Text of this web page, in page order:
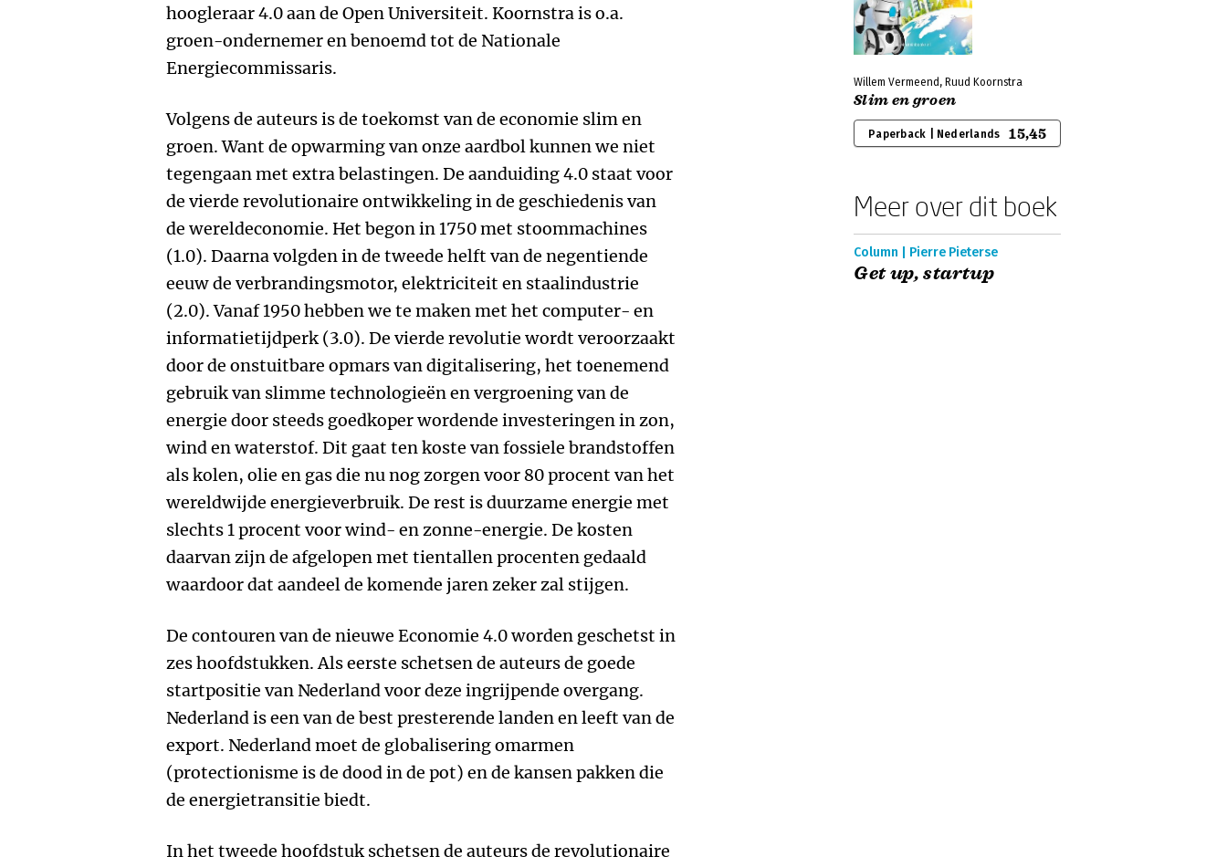
hoogleraar 4.0 aan de Open Universiteit. Koornstra is o.a.
groen-ondernemer en benoemd tot de Nationale
Energiecommissaris.
Volgens de auteurs is de toekomst van de economie slim en
groen. Want de opwarming van onze aardbol kunnen we niet
tegengaan met extra belastingen. De aanduiding 4.0 staat voor
de vierde revolutionaire ontwikkeling in de geschiedenis van
de wereldeconomie. Het begon in 1750 met stoommachines
(1.0). Daarna volgden in de tweede helft van de negentiende
eeuw de verbrandingsmotor, elektriciteit en staalindustrie
(2.0). Vanaf 1950 hebben we te maken met het computer- en
informatietijdperk (3.0). De vierde revolutie wordt veroorzaakt
door de onstuitbare opmars van digitalisering, het toenemend
gebruik van slimme technologieën en vergroening van de
energie door steeds goedkoper wordende investeringen in zon,
wind en waterstof. Dit gaat ten koste van fossiele brandstoffen
als kolen, olie en gas die nu nog zorgen voor 80 procent van het
wereldwijde energieverbruik. De rest is duurzame energie met
slechts 1 procent voor wind- en zonne-energie. De kosten
daarvan zijn de afgelopen met tientallen procenten gedaald
waardoor dat aandeel de komende jaren zeker zal stijgen.
De contouren van de nieuwe Economie 4.0 worden geschetst in
zes hoofdstukken. Als eerste schetsen de auteurs de goede
startpositie van Nederland voor deze ingrijpende overgang.
Nederland is een van de best presterende landen en leeft van de
export. Nederland moet de globalisering omarmen
(protectionisme is de dood in de pot) en de kansen pakken die
de energietransitie biedt.
In het tweede hoofdstuk schetsen de auteurs de revolutionaire
Willem Vermeend, Ruud Koornstra
Slim en groen
Paperback | Nederlands 15,45
Meer over dit boek
Column | Pierre Pieterse
Get up, startup